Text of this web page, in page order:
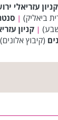
קניון עזריאלי
ביאליק) |
| קניון
(קיבוץ אלונים)